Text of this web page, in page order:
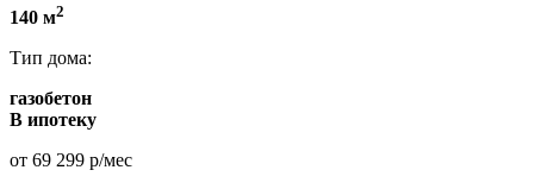
140 м2
Тип дома:
газобетон
В ипотеку
от 69 299 р/мес